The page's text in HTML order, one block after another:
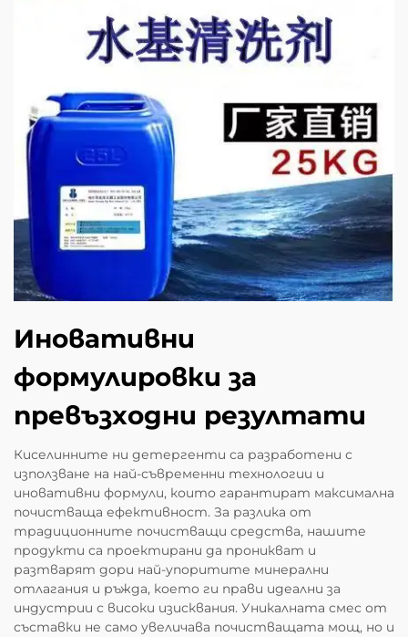
Иновативни
формулировки за
превъзходни резултати
Киселинните ни детергенти са разработени с
използване на най-съвременни технологии и
иновативни формули, които гарантират максимална
почистваща ефективност. За разлика от
традиционните почистващи средства, нашите
продукти са проектирани да проникват и
разтварят дори най-упоритите минерални
отлагания и ръжда, което ги прави идеални за
индустрии с високи изисквания. Уникалната смес от
съставки не само увеличава почистващата мощ, но и